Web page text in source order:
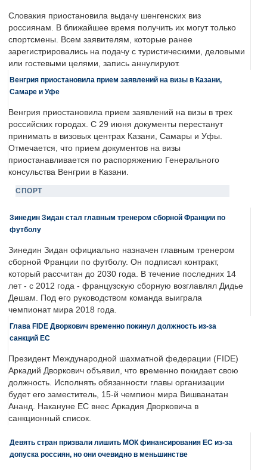
Словакия приостановила выдачу шенгенских виз
россиянам. В ближайшее время получить их могут только
спортсмены. Всем заявителям, которые ранее
зарегистрировались на подачу с туристическими, деловыми
или гостевыми целями, запись аннулируют.
Венгрия приостановила прием заявлений на визы в Казани,
Самаре и Уфе
Венгрия приостановила прием заявлений на визы в трех
российских городах. С 29 июня документы перестанут
принимать в визовых центрах Казани, Самары и Уфы.
Отмечается, что прием документов на визы
приостанавливается по распоряжению Генерального
консульства Венгрии в Казани.
СПОРТ
Зинедин Зидан стал главным тренером сборной Франции по
футболу
Зинедин Зидан официально назначен главным тренером
сборной Франции по футболу. Он подписал контракт,
который рассчитан до 2030 года. В течение последних 14
лет - с 2012 года - французскую сборную возглавлял Дидье
Дешам. Под его руководством команда выиграла
чемпионат мира 2018 года.
Глава FIDE Дворкович временно покинул должность из-за
санкций ЕС
Президент Международной шахматной федерации (FIDE)
Аркадий Дворкович объявил, что временно покидает свою
должность. Исполнять обязанности главы организации
будет его заместитель, 15-й чемпион мира Вишванатан
Ананд. Накануне ЕС внес Аркадия Дворковича в
санкционный список.
Девять стран призвали лишить МОК финансирования ЕС из-за
допуска россиян, но они очевидно в меньшинстве